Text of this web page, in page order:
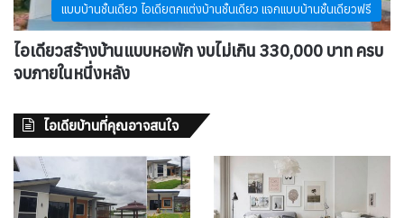
แบบบ้านชั้นเดียว ไอเดียตกแต่งบ้านชั้นเดียว แจกแบบบ้านชั้นเดียวฟรี
ไอเดียวสร้างบ้านแบบหอพัก งบไม่เกิน 330,000 บาท ครบ
จบภายในหนึ่งหลัง
ไอเดียบ้านที่คุณอาจสนใจ